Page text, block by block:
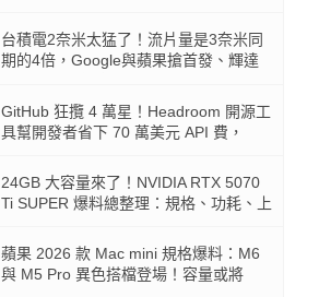
台積電2奈米太猛了！流片量是3奈米同
期的4倍，Google與蘋果搶首發、輝達
GitHub 狂攬 4 萬星！Headroom 開源工
具幫開發者省下 70 萬美元 API 費，
24GB 大容量來了！NVIDIA RTX 5070
Ti SUPER 爆料總整理：規格、功耗、上
蘋果 2026 款 Mac mini 規格爆料：M6
與 M5 Pro 異色搭檔登場！容量或將